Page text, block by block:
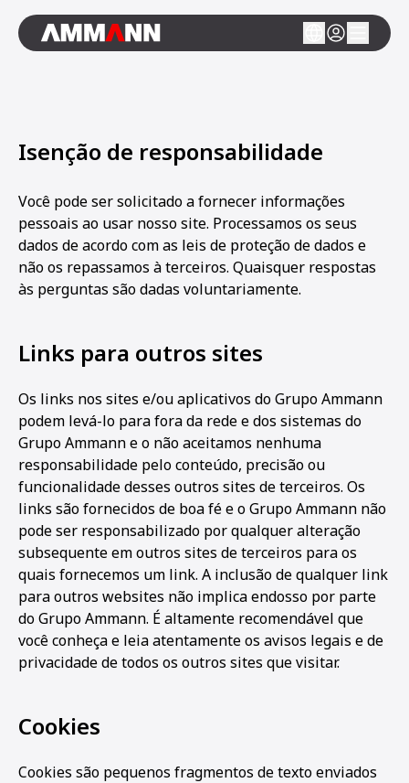
Isenção de responsabilidade
Você pode ser solicitado a fornecer informações
pessoais ao usar nosso site. Processamos os seus
dados de acordo com as leis de proteção de dados e
não os repassamos à terceiros. Quaisquer respostas
às perguntas são dadas voluntariamente.
Links para outros sites
Os links nos sites e/ou aplicativos do Grupo Ammann
podem levá-lo para fora da rede e dos sistemas do
Grupo Ammann e o não aceitamos nenhuma
responsabilidade pelo conteúdo, precisão ou
funcionalidade desses outros sites de terceiros. Os
links são fornecidos de boa fé e o Grupo Ammann não
pode ser responsabilizado por qualquer alteração
subsequente em outros sites de terceiros para os
quais fornecemos um link. A inclusão de qualquer link
para outros websites não implica endosso por parte
do Grupo Ammann. É altamente recomendável que
você conheça e leia atentamente os avisos legais e de
privacidade de todos os outros sites que visitar.
Cookies
Cookies são pequenos fragmentos de texto enviados